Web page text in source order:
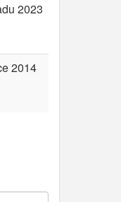
2023
2014